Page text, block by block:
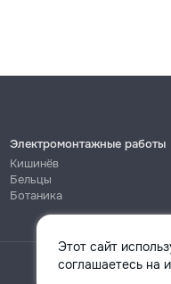
Этот сайт
соглашаетесь на
Электромонтажные работы
Кишинёв
Бельцы
Ботаника